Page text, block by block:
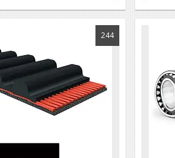
244